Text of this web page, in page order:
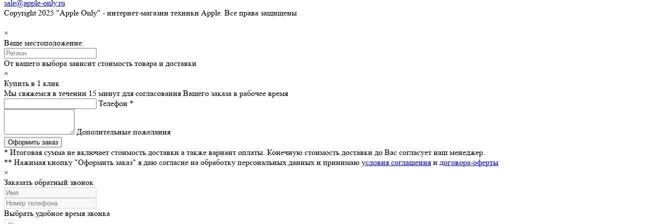
sale@apple-only.ru
Copyright 2025 "Apple Only" - интернет-магазин техники Apple. Все права защищены
×
Ваше местоположение:
От вашего выбора зависит стоимость товара и доставки
×
Купить в 1 клик
Мы свяжемся в течении 15 минут для согласования Вашего заказа в рабочее время
Телефон *
Дополительные пожелания
* Итоговая сумма не включает стоимость доставки а также вариант оплаты. Конечную стоимость доставки до Вас согласует наш менеджер.
** Нажимая кнопку "Оформить заказ" я даю согласие на обработку персональных данных и принимаю условия соглашения и договора-оферты
×
Заказать обратный звонок
Выбрать удобное время звонка